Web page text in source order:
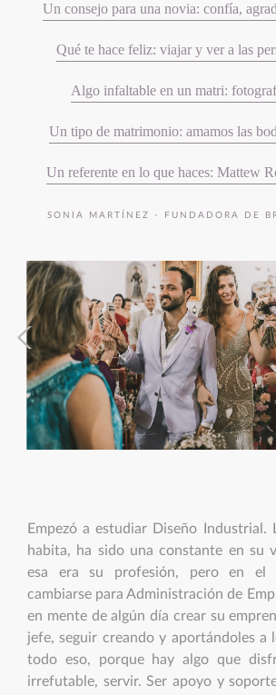
Un consejo para una novia: confía,
Qué te hace feliz: viajar y ver a las
Algo infaltable en un matri:
Un tipo de matrimonio: amamos las
Un referente en lo que haces: Mattew
SONIA MARTÍNEZ - FUNDADORA DE
Empezó a estudiar Diseño Industrial.
habita, ha sido una constante en su
esa era su profesión, pero en el
cambiarse para Administración de
en mente de algún día crear su
jefe, seguir creando y aportándoles a
todo eso, porque hay algo que
irrefutable, servir. Ser apoyo y